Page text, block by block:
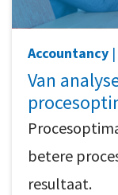
Accountancy
Van
betere
resultaat.